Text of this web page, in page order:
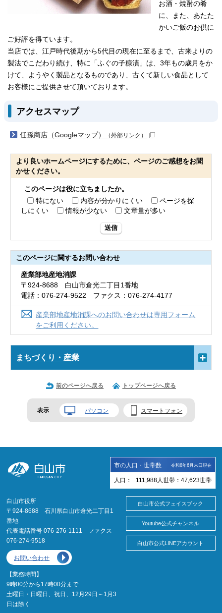
お酒・焼酎の肴
に、また、あたた
かいご飯のお供に
ご好評を得ています。
当店では、江戸時代後期から5代目の現在に至るまで、古来よりの
製法でこだわり続け、特に「ふぐの子糠漬」は、3年もの歳月をか
けて、ようやく製品となるものであり、古くて新しい食品として
お客様にご提供させて頂いております。
アクセスマップ
任孫商店（Googleマップ） （外部リンク）
より良いホームページにするために、ページのご感想をお聞
かせください。
このページは役に立ちましたか。
特にない
内容が分かりにくい
ページを探
しにくい
情報が少ない 文章量が多い
送信
このページに関するお問い合わせ
産業部地産地消課
〒924-8688 白山市倉光二丁目1番地
電話：076-274-9522 ファクス：076-274-4177
産業部地産地消課へのお問い合わせは専用フォーム
をご利用ください。
まちづくり・産業
前のページへ戻る トップページへ戻る
表示 パソコン スマートフォン
市の人口・世帯数 令和8年6月末日現在
人口： 111,988 人 世帯： 47,623世帯
白山市役所
〒924-8688 石川県白山市倉光二丁目1
番地
代表電話番号 076-276-1111 ファクス
076-274-9518
お問い合わせ
【業務時間】
9時00分から17時00分まで
土曜日・日曜日、祝日、12月29日～1月3
日は除く
白山市公式フェイスブック
Youtube公式チャンネル
白山市公式LINEアカウント